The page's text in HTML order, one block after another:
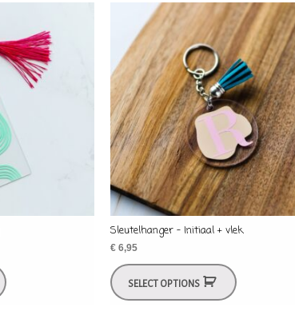
Sleutelhanger – Initiaal + vlek
€6,95
SELECT OPTIONS